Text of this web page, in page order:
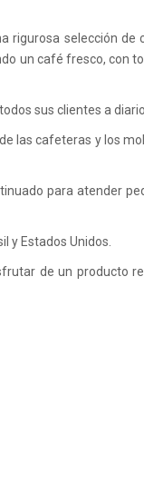
rigurosa selección de
un café fresco, con
sus clientes a diario.
las cafeteras y los
para atender
y Estados Unidos.
de un producto